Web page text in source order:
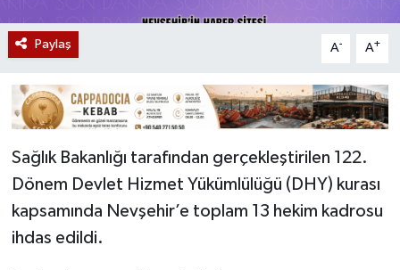
Paylaş A- A+
Sağlık Bakanlığı tarafından gerçekleştirilen 122.
Dönem Devlet Hizmet Yükümlülüğü (DHY) kurası
kapsamında Nevşehir’e toplam 13 hekim kadrosu
ihdas edildi.